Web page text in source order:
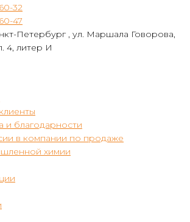
32
47
Петербург , ул. Маршала Говорова,
4, литер И
и благодарности
в компании по продаже
химии